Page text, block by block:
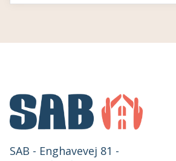
SAB - Enghavevej 81 -